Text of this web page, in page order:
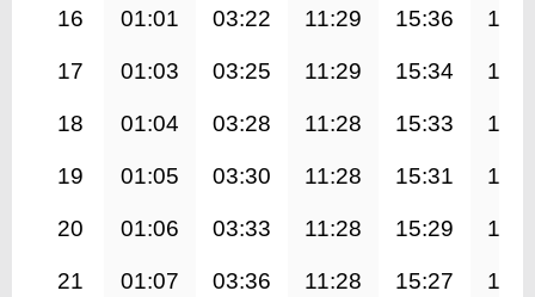
16 01:01 03:22 11:29 15:36
17 01:03 03:25 11:29 15:34
18 01:04 03:28 11:28 15:33
19 01:05 03:30 11:28 15:31
20 01:06 03:33 11:28 15:29
21 01:07 03:36 11:28 15:27